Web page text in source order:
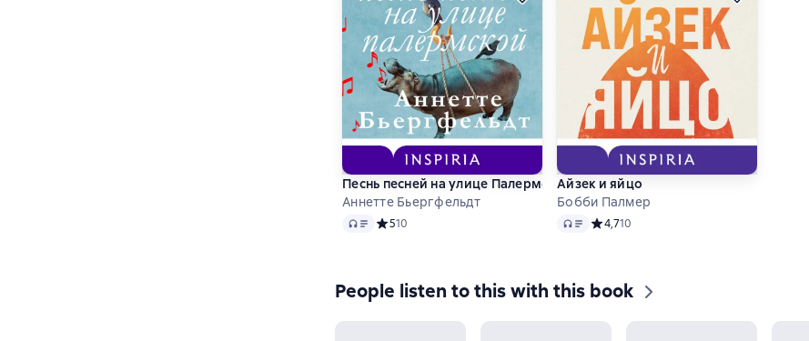
Песнь песней на улице Палермской
Аннетте Бьергфельдт
Audio Средний рейтинг 5 на основе 10 оценок
510
Айзек и яйцо
Бобби Палмер
Audio Средний рейтинг 4,7 на основе 10 оценок
4,710
People listen to this with this book